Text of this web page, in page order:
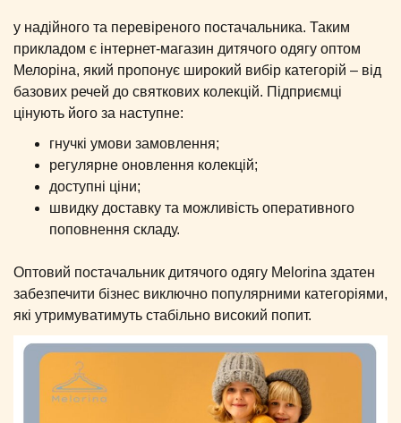
у надійного та перевіреного постачальника. Таким
прикладом є інтернет-магазин дитячого одягу оптом
Мелоріна, який пропонує широкий вибір категорій – від
базових речей до святкових колекцій. Підприємці
цінують його за наступне:
гнучкі умови замовлення;
регулярне оновлення колекцій;
доступні ціни;
швидку доставку та можливість оперативного
поповнення складу.
Оптовий постачальник дитячого одягу Melorina здатен
забезпечити бізнес виключно популярними категоріями,
які утримуватимуть стабільно високий попит.